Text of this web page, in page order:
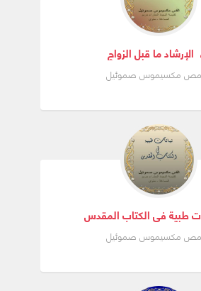
ملازمة له مع التلامیذ حتى إلى
مع التلامیذ مواظبین على
الروح القدس إلى أن حل علیھم
احتیاجھم إلى خمر وفي ثقة
ورغم أن رد الرب یسوع لم یكن
الإرشاد ما قبل الزواج
مكسيموس صموئيل
طبية في الكتاب المقدس
مكسيموس صموئيل